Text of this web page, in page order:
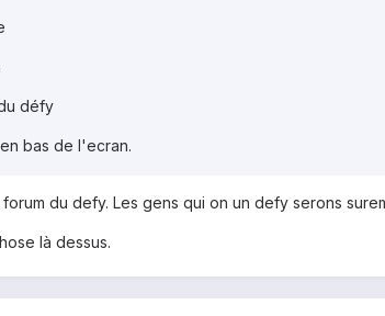
défy
bas de l'ecran.
du defy. Les gens qui on un defy serons
là dessus.